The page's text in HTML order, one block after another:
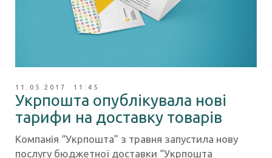
11.05.2017 11:45
Укрпошта опублікувала нові
тарифи на доставку товарів
Компанія “Укрпошта” з травня запустила нову
послугу бюджетної доставки “Укрпошта